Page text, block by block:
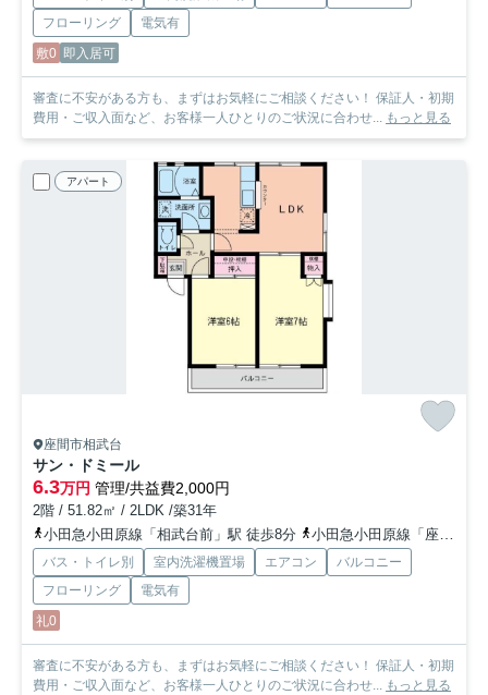
フローリング
電気有
敷0 即入居可
審査に不安がある方も、まずはお気軽にご相談ください！ 保証人・初期
費用・ご収入面など、お客様一人ひとりのご状況に合わせ... もっと見る
アパート
座間市相武台
サン・ドミール
6.3万円 管理/共益費2,000円
2階 / 51.82㎡ / 2LDK /築31年
小田急小田原線「相武台前」駅 徒歩8分
小田急小田原線「座間」駅 徒歩28分
バス・トイレ別 室内洗濯機置場 エアコン
バルコニー
フローリング
電気有
礼0
審査に不安がある方も、まずはお気軽にご相談ください！ 保証人・初期
費用・ご収入面など、お客様一人ひとりのご状況に合わせ... もっと見る